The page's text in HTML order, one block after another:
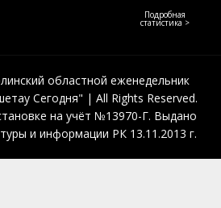
Подробная
статистика >
областной еженедельник
Сегодня" | All Rights Reserved.
на учёт №13970-Г. Выдано
и информации РК 13.11.2013 г.